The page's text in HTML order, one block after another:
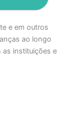
e em outros
ao longo
as instituições e